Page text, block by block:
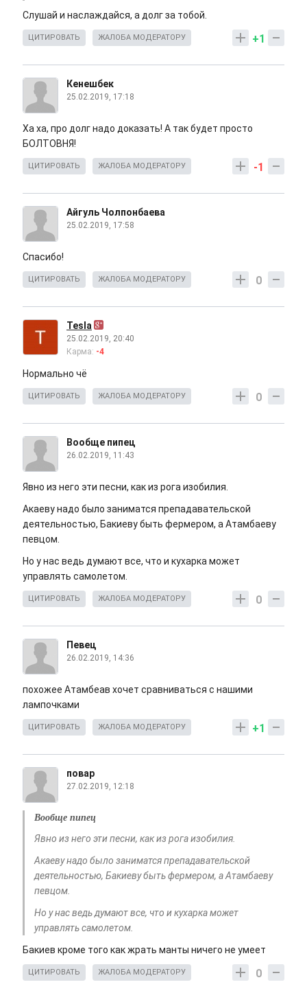
Слушай и наслаждайся, а долг за тобой.
+1
ЦИТИРОВАТЬ ЖАЛОБА МОДЕРАТОРУ
Кенешбек
25.02.2019, 17:18
Ха ха, про долг надо доказать! А так будет просто
БОЛТОВНЯ!
-1
ЦИТИРОВАТЬ ЖАЛОБА МОДЕРАТОРУ
Айгуль Чолпонбаева
25.02.2019, 17:58
Спасибо!
0
ЦИТИРОВАТЬ ЖАЛОБА МОДЕРАТОРУ
Tesla
25.02.2019, 20:40
Карма: -4
Нормально чё
0
ЦИТИРОВАТЬ ЖАЛОБА МОДЕРАТОРУ
Вообще пипец
26.02.2019, 11:43
Явно из него эти песни, как из рога изобилия.
Акаеву надо было заниматся препадавательской
деятельностью, Бакиеву быть фермером, а Атамбаеву
певцом.
Но у нас ведь думают все, что и кухарка может
управлять самолетом.
0
ЦИТИРОВАТЬ ЖАЛОБА МОДЕРАТОРУ
Певец
26.02.2019, 14:36
похожее Атамбеав хочет сравниваться с нашими
лампочками
+1
ЦИТИРОВАТЬ ЖАЛОБА МОДЕРАТОРУ
повар
27.02.2019, 12:18
Вообще пипец
Явно из него эти песни, как из рога изобилия.
Акаеву надо было заниматся препадавательской
деятельностью, Бакиеву быть фермером, а Атамбаеву
певцом.
Но у нас ведь думают все, что и кухарка может
управлять самолетом.
Бакиев кроме того как жрать манты ничего не умеет
0
ЦИТИРОВАТЬ ЖАЛОБА МОДЕРАТОРУ